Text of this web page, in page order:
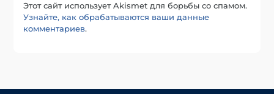
Этот сайт использует Akismet для борьбы со спамом.
Узнайте, как обрабатываются ваши данные
комментариев.